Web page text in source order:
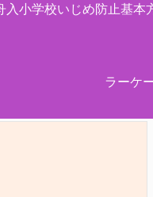
入小学校いじめ防止基本
ラーケ